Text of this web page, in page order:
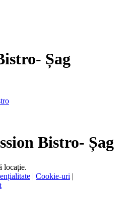
Șag
Bistro- Șag
locație.
| Cookie-uri |